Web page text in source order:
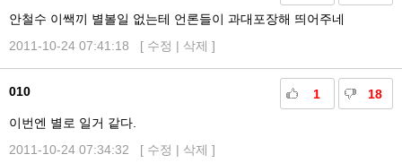
안철수 이쌕끼 별볼일 없는테 언론들이 과대포장해 띄어주네
2011-10-24 07:41:18 [ 수정 | 삭제 ]
1 18
010
이번엔 별로 일거 같다.
2011-10-24 07:34:32 [ 수정 | 삭제 ]